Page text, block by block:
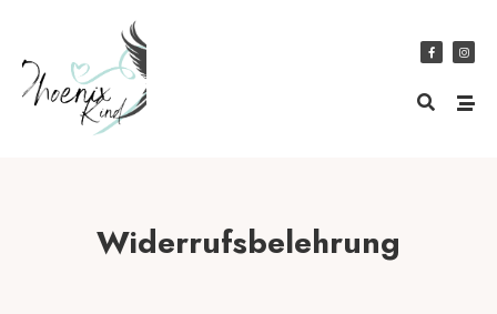
Widerrufsbelehrung